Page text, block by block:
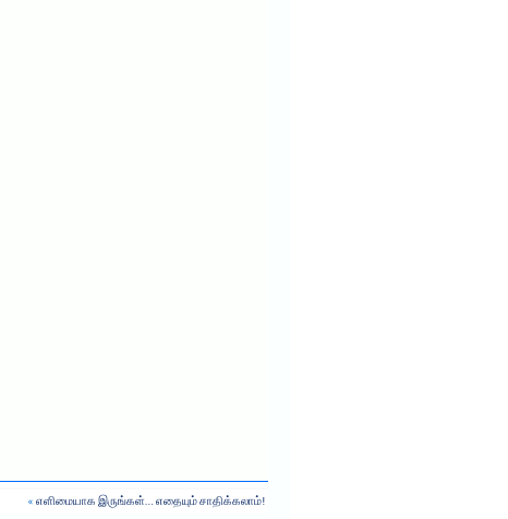
« எளிமையாக இருங்கள்… எதையும் சாதிக்கலாம்!